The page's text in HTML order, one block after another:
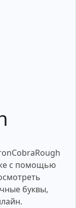
с помощью
буквы,